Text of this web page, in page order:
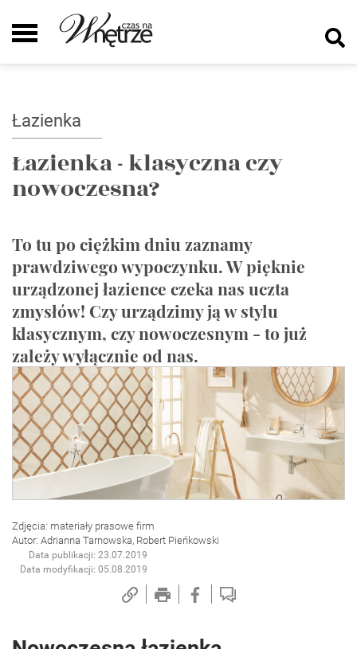
Łazienka
Łazienka - klasyczna czy
nowoczesna?
To tu po ciężkim dniu zaznamy
prawdziwego wypoczynku. W pięknie
urządzonej łazience czeka nas uczta
zmysłów! Czy urządzimy ją w stylu
klasycznym, czy nowoczesnym - to już
zależy wyłącznie od nas.
Zdjęcia: materiały prasowe firm
Autor: Adrianna Tarnowska, Robert Pieńkowski
Data publikacji: 23.07.2019
Data modyfikacji: 05.08.2019